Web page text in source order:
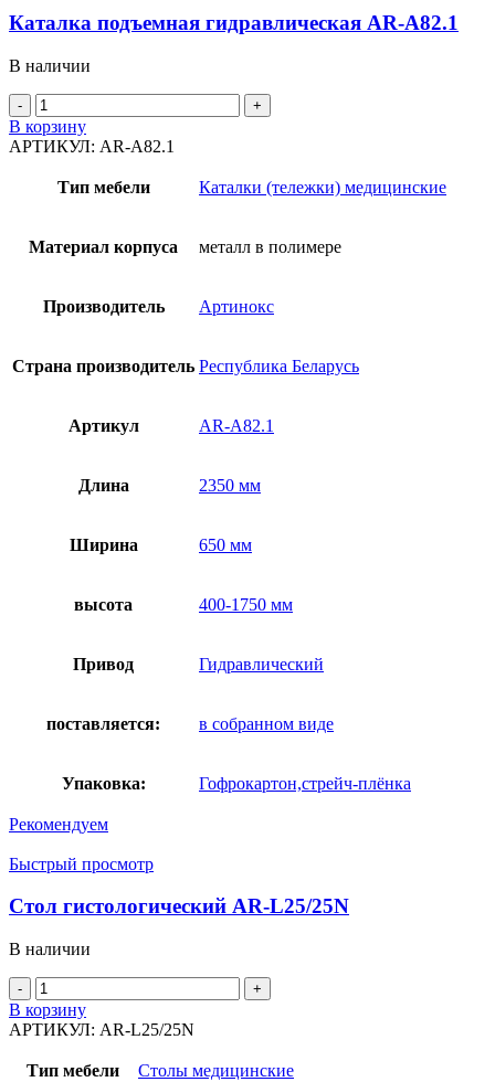
Каталка подъемная гидравлическая AR-A82.1
В наличии
Количество
товара
Каталка
гидравлическая
В корзину
АРТИКУЛ: AR-A82.1
Тип мебели Каталки (тележки) медицинские
Материал корпуса металл в полимере
Производитель Артинокс
Страна производитель Республика Беларусь
Артикул AR-A82.1
Длина 2350 мм
Ширина 650 мм
высота 400-1750 мм
Привод Гидравлический
поставляется: в собранном виде
Упаковка: Гофрокартон,стрейч-плёнка
Рекомендуем
Быстрый просмотр
Стол гистологический AR-L25/25N
В наличии
Количество
товара
Стол
AR-
В корзину
АРТИКУЛ: AR-L25/25N
Тип мебели Столы медицинские